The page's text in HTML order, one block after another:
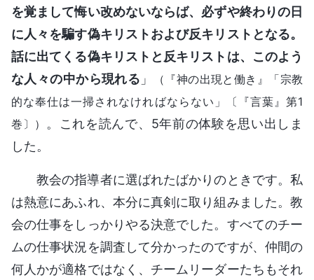
を覚まして悔い改めないならば、必ずや終わりの日
に人々を騙す偽キリストおよび反キリストとなる。
話に出てくる偽キリストと反キリストは、このよう
な人々の中から現れる 」
（『神の出現と働き』「宗教
的な奉仕は一掃されなければならない」〔『言葉』第1
巻〕） 。これを読んで、5年前の体験を思い出しま
した。
教会の指導者に選ばれたばかりのときです。私
は熱意にあふれ、本分に真剣に取り組みました。教
会の仕事をしっかりやる決意でした。すべてのチー
ムの仕事状況を調査して分かったのですが、仲間の
何人かが適格ではなく、チームリーダーたちもそれ